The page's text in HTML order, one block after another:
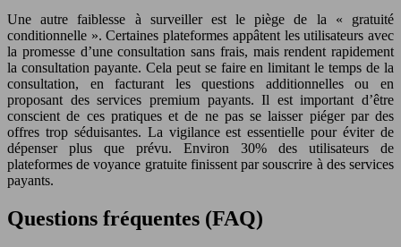
Une autre faiblesse à surveiller est le piège de la « gratuité
conditionnelle ». Certaines plateformes appâtent les utilisateurs avec
la promesse d’une consultation sans frais, mais rendent rapidement
la consultation payante. Cela peut se faire en limitant le temps de la
consultation, en facturant les questions additionnelles ou en
proposant des services premium payants. Il est important d’être
conscient de ces pratiques et de ne pas se laisser piéger par des
offres trop séduisantes. La vigilance est essentielle pour éviter de
dépenser plus que prévu. Environ 30% des utilisateurs de
plateformes de voyance gratuite finissent par souscrire à des services
payants.
Questions fréquentes (FAQ)